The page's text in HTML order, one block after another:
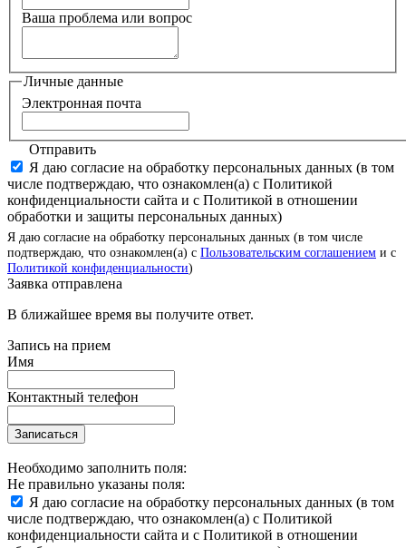
Ваша проблема или вопрос
Личные данные
Электронная почта
Отправить
Я даю согласие на обработку персональных данных (в том
числе подтверждаю, что ознакомлен(а) с Политикой
конфиденциальности сайта и с Политикой в отношении
обработки и защиты персональных данных)
Я даю согласие на обработку персональных данных (в том числе
подтверждаю, что ознакомлен(а) с Пользовательским соглашением и с
Политикой конфиденциальности)
Заявка отправлена
В ближайшее время вы получите ответ.
Запись на прием
Имя
Контактный телефон
Записаться
Необходимо заполнить поля:
Не правильно указаны поля:
Я даю согласие на обработку персональных данных (в том
числе подтверждаю, что ознакомлен(а) с Политикой
конфиденциальности сайта и с Политикой в отношении